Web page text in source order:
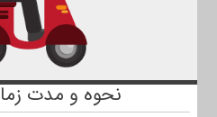
نحوه و مدت